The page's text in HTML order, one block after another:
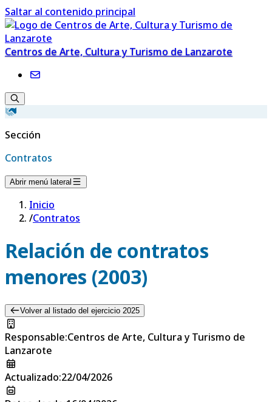
Saltar al contenido principal
Centros de Arte, Cultura y Turismo de Lanzarote
Sección
Contratos
Abrir menú lateral
Inicio
/Contratos
Relación de contratos
menores (2003)
Volver al listado del ejercicio 2025
Responsable:Centros de Arte, Cultura y Turismo de
Lanzarote
Actualizado:22/04/2026